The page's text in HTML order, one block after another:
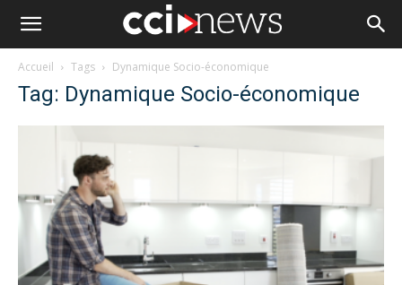
Accueil Tags Dynamique Socio-économique
Tag: Dynamique Socio-économique